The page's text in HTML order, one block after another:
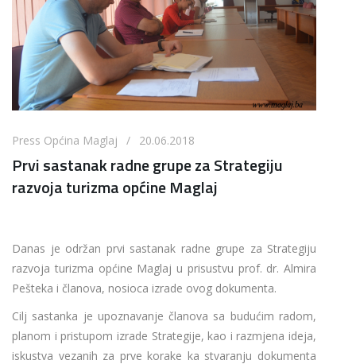
Press Općina Maglaj / 20.06.2018
Prvi sastanak radne grupe za Strategiju
razvoja turizma općine Maglaj
Danas je održan prvi sastanak radne grupe za Strategiju
razvoja turizma općine Maglaj u prisustvu prof. dr. Almira
Pešteka i članova, nosioca izrade ovog dokumenta.
Cilj sastanka je upoznavanje članova sa budućim radom,
planom i pristupom izrade Strategije, kao i razmjena ideja,
iskustva vezanih za prve korake ka stvaranju dokumenta